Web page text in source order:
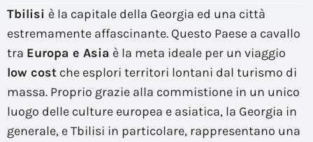
Tbilisi è la capitale della Georgia ed una città
estremamente affascinante. Questo Paese a cavallo
tra Europa e Asia è la meta ideale per un viaggio
low cost che esplori territori lontani dal turismo di
massa. Proprio grazie alla commistione in un unico
luogo delle culture europea e asiatica, la Georgia in
generale, e Tbilisi in particolare, rappresentano una